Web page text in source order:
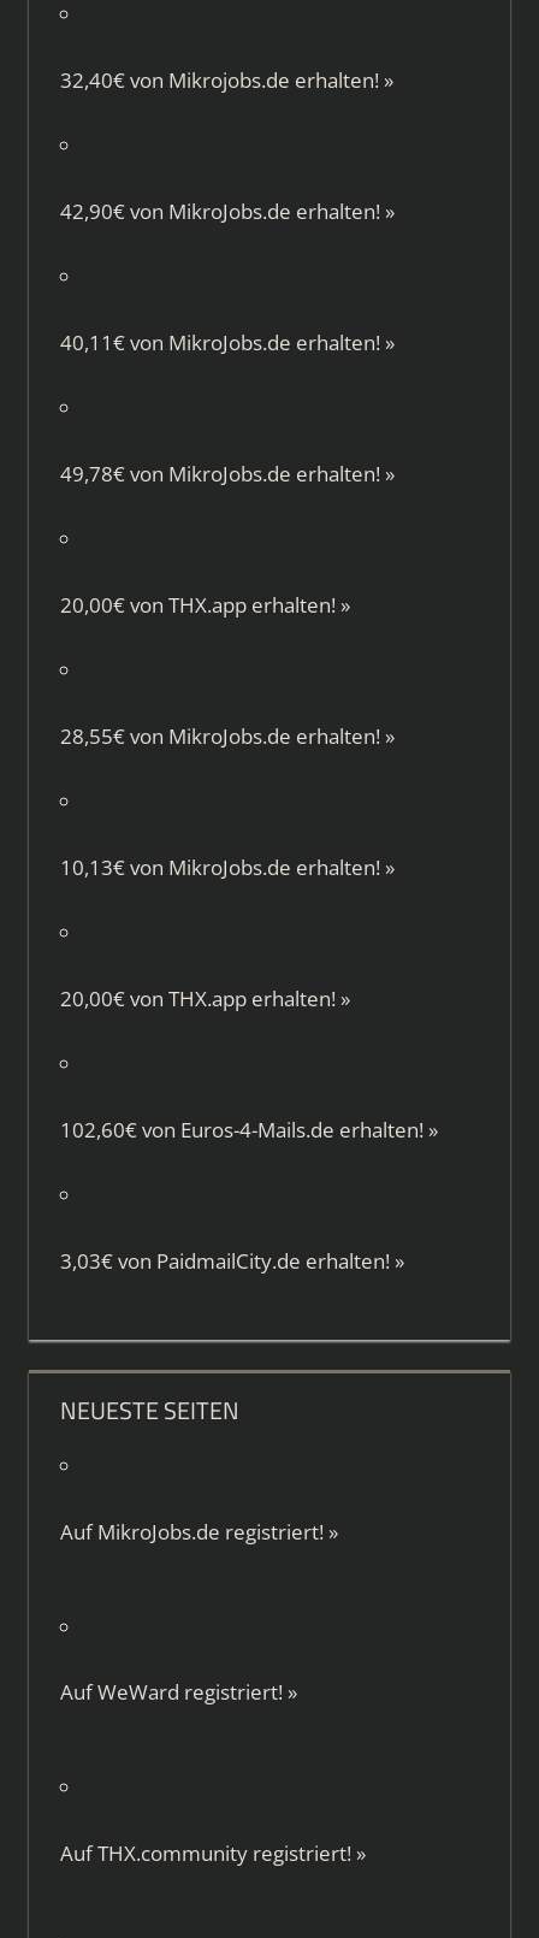
32,40€ von Mikrojobs.de erhalten! »
42,90€ von MikroJobs.de erhalten! »
40,11€ von MikroJobs.de erhalten! »
49,78€ von MikroJobs.de erhalten! »
20,00€ von THX.apperhalten! »
28,55€ von MikroJobs.de erhalten! »
10,13€ von MikroJobs.de erhalten! »
20,00€ von THX.apperhalten! »
102,60€ von Euros-4-Mails.de erhalten! »
3,03€ von PaidmailCity.de erhalten! »
NEUESTE SEITEN
AufMikroJobs.de registriert! »
AufWeWard registriert! »
AufTHX.communityregistriert! »